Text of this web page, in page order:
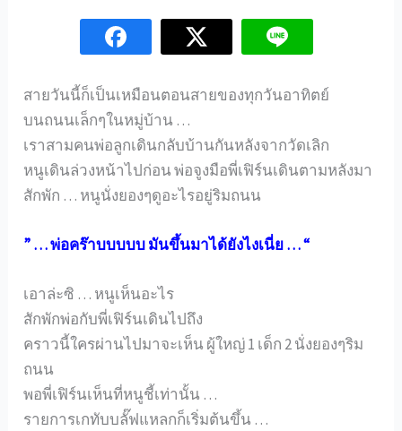
สายวันนี้ก็เป็นเหมือนตอนสายของทุกวันอาทิตย์
บนถนนเล็กๆในหมู่บ้าน …
เราสามคนพ่อลูกเดินกลับบ้านกันหลังจากวัดเลิก
หนูเดินล่วงหน้าไปก่อน พ่อจูงมือพี่เฟิร์นเดินตามหลังมา
สักพัก … หนูนั่งยองๆดูอะไรอยู่ริมถนน
” … พ่อคร๊าบบบบบ มันขึ้นมาได้ยังไงเนี่ย … “
เอาล่ะซิ … หนูเห็นอะไร
สักพักพ่อกับพี่เฟิร์นเดินไปถึง
คราวนี้ใครผ่านไปมาจะเห็น ผู้ใหญ่ 1 เด็ก 2 นั่งยองๆริม
ถนน
พอพี่เฟิร์นเห็นที่หนูชี้เท่านั้น …
รายการเกทับบลั๊ฟแหลกก็เริ่มต้นขึ้น …